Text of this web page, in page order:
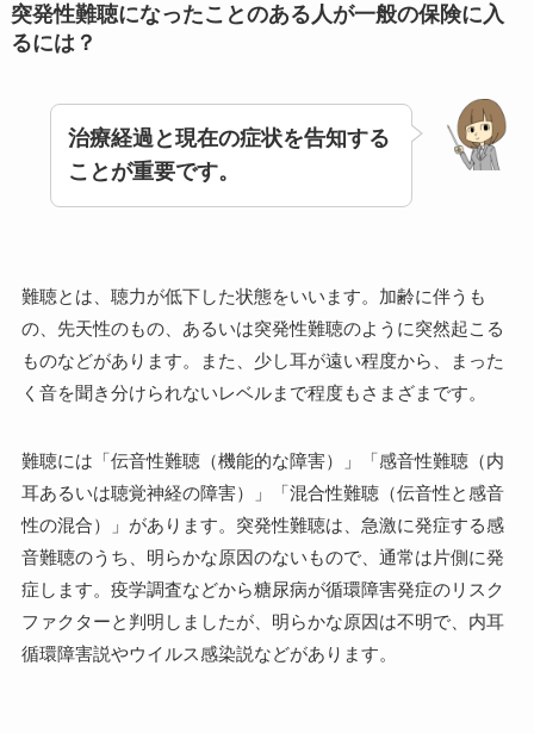
突発性難聴になったことのある人が一般の保険に入
るには？
治療経過と現在の症状を告知する
ことが重要です。
難聴とは、聴力が低下した状態をいいます。加齢に伴うも
の、先天性のもの、あるいは突発性難聴のように突然起こる
ものなどがあります。また、少し耳が遠い程度から、まった
く音を聞き分けられないレベルまで程度もさまざまです。
難聴には「伝音性難聴（機能的な障害）」「感音性難聴（内
耳あるいは聴覚神経の障害）」「混合性難聴（伝音性と感音
性の混合）」があります。突発性難聴は、急激に発症する感
音難聴のうち、明らかな原因のないもので、通常は片側に発
症します。疫学調査などから糖尿病が循環障害発症のリスク
ファクターと判明しましたが、明らかな原因は不明で、内耳
循環障害説やウイルス感染説などがあります。